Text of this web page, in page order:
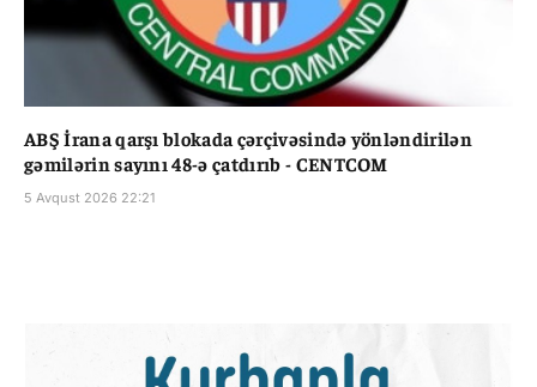
ABŞ İrana qarşı blokada çərçivəsində yönləndirilən
gəmilərin sayını 48-ə çatdırıb - CENTCOM
5 Avqust 2026 22:21